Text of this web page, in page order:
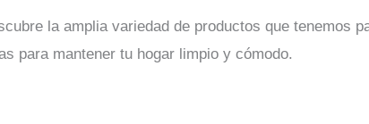
la amplia variedad de productos que tenemos
para mantener tu hogar limpio y cómodo.